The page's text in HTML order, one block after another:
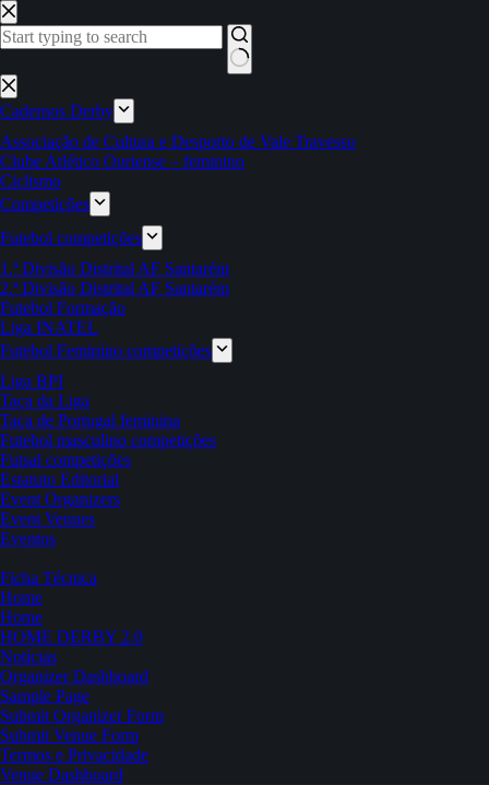
Pular
para
o
Sem
resultados
Cadernos Derby
Associação de Cultura e Desporto de Vale Travesso
Clube Atlético Ouriense – feminino
Ciclismo
Competições
Futebol competições
1.ª Divisão Distrital AF Santarém
2.ª Divisão Distrital AF Santarém
Futebol Formação
Liga INATEL
Futebol Feminino competições
Liga BPI
Taça da Liga
Taça de Portugal feminina
Futebol masculino competições
Futsal competições
Estatuto Editorial
Event Organizers
Event Venues
Eventos
Ficha Técnica
Home
Home
HOME DERBY 2.0
Notícias
Organizer Dashboard
Sample Page
Submit Organizer Form
Submit Venue Form
Termos e Privacidade
Venue Dashboard